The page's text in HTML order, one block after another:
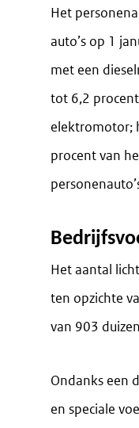
Het
auto’s op 1
met een
tot 6,2
elektromotor;
procent van
Het aantal
ten opzichte
van 903
Ondanks een
en speciale